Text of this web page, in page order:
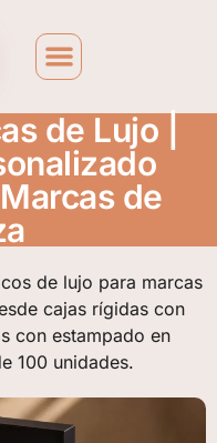
de Lujo |
de
de lujo para marcas
cajas rígidas con
con estampado en
100 unidades.